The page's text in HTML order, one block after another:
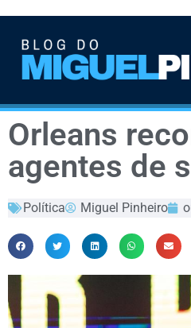
Orleans
agentes de
Política Miguel Pinheiro